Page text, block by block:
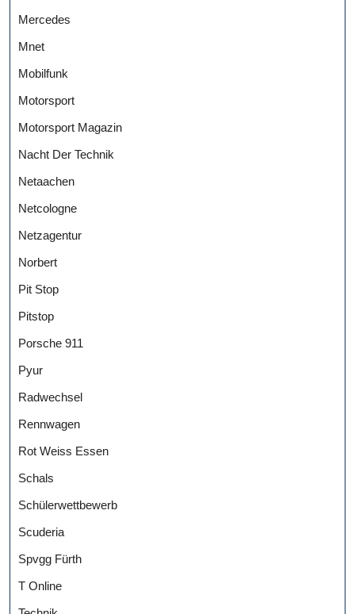
Mercedes
Mnet
Mobilfunk
Motorsport
Motorsport Magazin
Nacht Der Technik
Netaachen
Netcologne
Netzagentur
Norbert
Pit Stop
Pitstop
Porsche 911
Pyur
Radwechsel
Rennwagen
Rot Weiss Essen
Schals
Schülerwettbewerb
Scuderia
Spvgg Fürth
T Online